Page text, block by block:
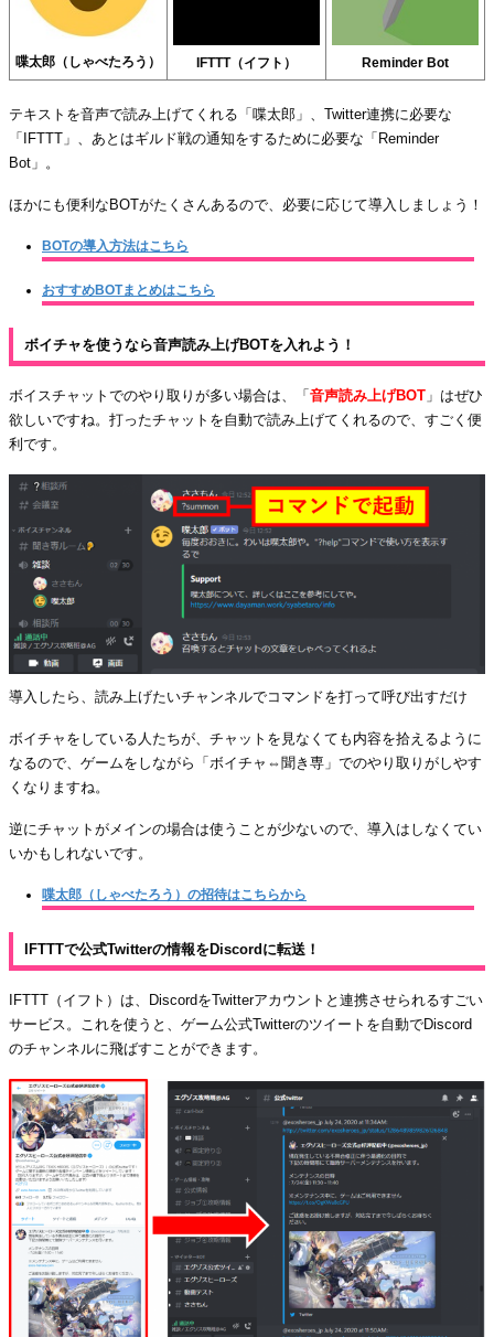
喋太郎（しゃべたろう） IFTTT（イフト） Reminder Bot
テキストを音声で読み上げてくれる「喋太郎」、Twitter連携に必要な
「IFTTT」、あとはギルド戦の通知をするために必要な「Reminder
Bot」。
ほかにも便利なBOTがたくさんあるので、必要に応じて導入しましょう！
BOTの導入方法はこちら
おすすめBOTまとめはこちら
ボイチャを使うなら音声読み上げBOTを入れよう！
ボイスチャットでのやり取りが多い場合は、「 音声読み上げBOT 」はぜひ
欲しいですね。打ったチャットを自動で読み上げてくれるので、すごく便
利です。
導入したら、読み上げたいチャンネルでコマンドを打って呼び出すだけ
ボイチャをしている人たちが、チャットを見なくても内容を拾えるように
なるので、ゲームをしながら「ボイチャ⇔聞き専」でのやり取りがしやす
くなりますね。
逆にチャットがメインの場合は使うことが少ないので、導入はしなくてい
いかもしれないです。
喋太郎（しゃべたろう）の招待はこちらから
IFTTTで公式Twitterの情報をDiscordに転送！
IFTTT（イフト）は、DiscordをTwitterアカウントと連携させられるすごい
サービス。これを使うと、ゲーム公式Twitterのツイートを自動でDiscord
のチャンネルに飛ばすことができます。